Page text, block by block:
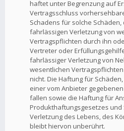
haftet unter Begrenzung auf
Vertragsschluss
Schadens für solche
fahrlässigen Verletzung von
Vertragspflichten durch ihn
Vertreter oder
fahrlässiger Verletzung von
wesentlichen
nicht. Die Haftung für
einer vom Anbieter
fallen sowie die Haftung für
Produkthaftungsgesetzes und
Verletzung des Lebens, des
bleibt hiervon unberührt.